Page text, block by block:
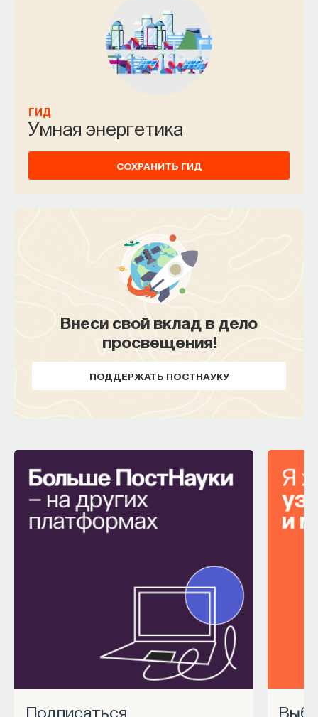
ГИД
Умная энергетика
СОХРАНИТЬ ГИД
Внеси свой вклад в дело
просвещения!
ПОДДЕРЖАТЬ ПОСТНАУКУ
Подписаться Выбрать курс Академии